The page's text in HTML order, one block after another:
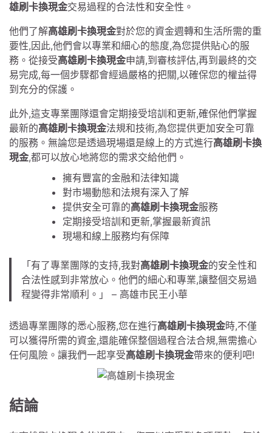
雄刷卡換現金交易過程的合法性和安全性。
他們了解高雄刷卡換現金對於您的資金週轉和生活所需的重
要性,因此,他們會以專業和細心的態度,為您提供貼心的服
務。從接受高雄刷卡換現金申請,到審核評估,再到最終的交
易完成,每一個步驟都會經過嚴格的把關,以確保您的權益得
到充分的保護。
此外,這支專業團隊還會定期接受培訓和更新,確保他們掌握
最新的高雄刷卡換現金法規和技術,為您提供更加安全可靠
的服務。無論您是透過現場還是線上的方式進行高雄刷卡換
現金,都可以放心地將您的需求交給他們。
擁有豐富的金融和法律知識
對市場動態和法規有深入了解
提供安全可靠的高雄刷卡換現金服務
定期接受培訓和更新,掌握最新資訊
現場和線上服務均有保障
「有了專業團隊的支持,我對高雄刷卡換現金的安全性和
合法性感到非常放心。他們的細心和專業,讓整個交易過
程變得非常順利。」 – 高雄市民王小華
透過專業團隊的悉心服務,您在進行高雄刷卡換現金時,不僅
可以獲得所需的資金,還能確保整個過程合法合規,無需擔心
任何風險。讓我們一起享受高雄刷卡換現金帶來的便利吧!
結論